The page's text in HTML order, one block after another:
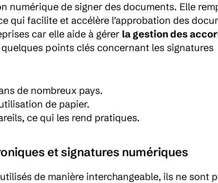
numérique de signer des documents. Elle
qui facilite et accélère l'approbation des
car elle aide à gérer la gestion des
points clés concernant les signatures
de nombreux pays.
de papier.
ce qui les rend pratiques.
et signatures numériques
de manière interchangeable, ils ne sont